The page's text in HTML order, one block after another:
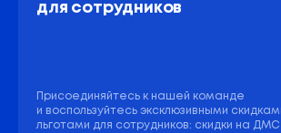
для сотрудников
Присоединяйтесь к нашей команде
и воспользуйтесь эксклюзивными
льготами для сотрудников: скидки на ДМС